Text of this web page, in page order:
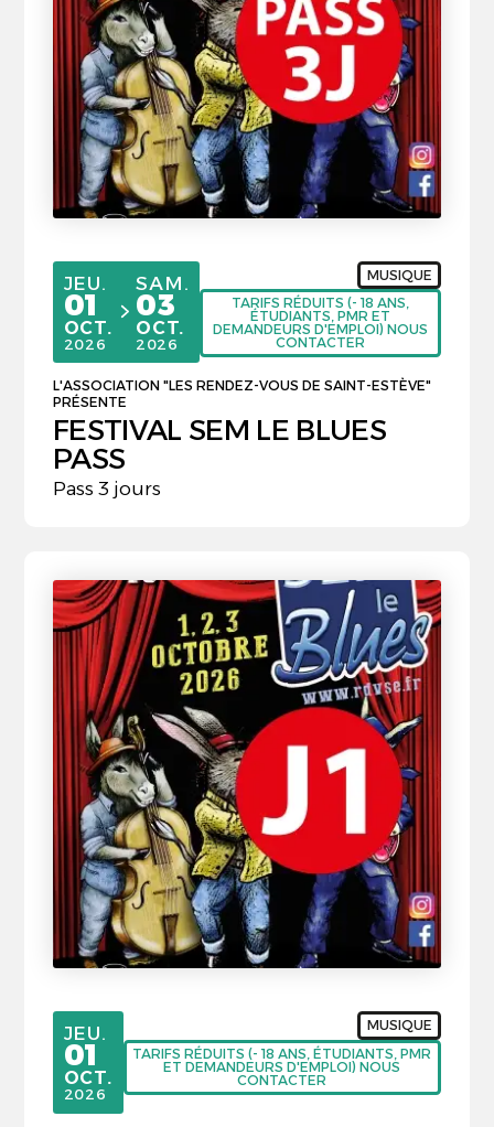
du
JEUDI
JEU.
01
OCTOBRE
OCT.
2026
au
SAMEDI
SAM.
03
OCTOBRE
OCT.
2026
MUSIQUE
TARIFS RÉDUITS (- 18 ANS,
ÉTUDIANTS, PMR ET
DEMANDEURS D'EMPLOI) NOUS
CONTACTER
L'ASSOCIATION "LES RENDEZ-VOUS DE SAINT-ESTÈVE"
PRÉSENTE
FESTIVAL SEM LE BLUES
PASS
Pass 3 jours
JEUDI
JEU.
01
OCTOBRE
OCT.
2026
MUSIQUE
TARIFS RÉDUITS (- 18 ANS, ÉTUDIANTS, PMR
ET DEMANDEURS D'EMPLOI) NOUS
CONTACTER